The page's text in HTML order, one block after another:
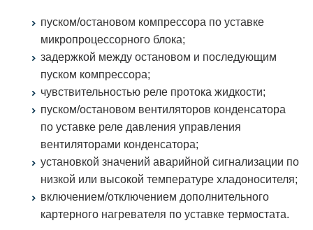
пуском/остановом компрессора по уставке
микропроцессорного блока;
задержкой между остановом и последующим
пуском компрессора;
чувствительностью реле протока жидкости;
пуском/остановом вентиляторов конденсатора
по уставке реле давления управления
вентиляторами конденсатора;
установкой значений аварийной сигнализации по
низкой или высокой температуре хладоносителя;
включением/отключением дополнительного
картерного нагревателя по уставке термостата.